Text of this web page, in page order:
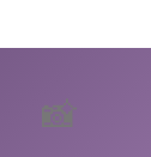
📸